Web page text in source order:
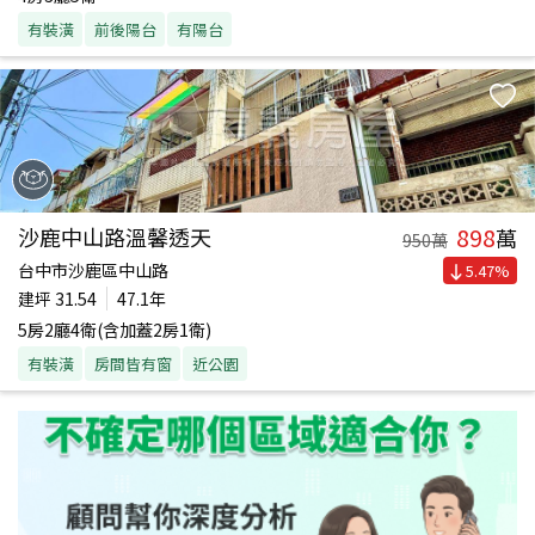
有裝潢 前後陽台 有陽台
沙鹿中山路溫馨透天 950萬 898萬
台中市沙鹿區中山路
建坪 31.54
47.1年
5房2廳4衛(含加蓋2房1衛)
有裝潢 房間皆有窗 近公園
5.47%